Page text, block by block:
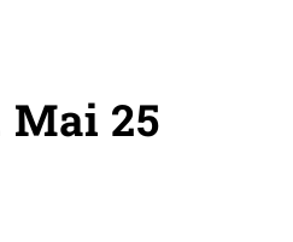
Mai 25